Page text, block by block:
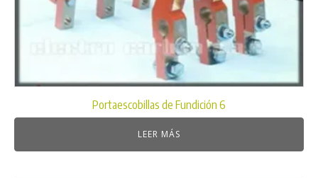
Portaescobillas de Fundición 6
LEER MÁS